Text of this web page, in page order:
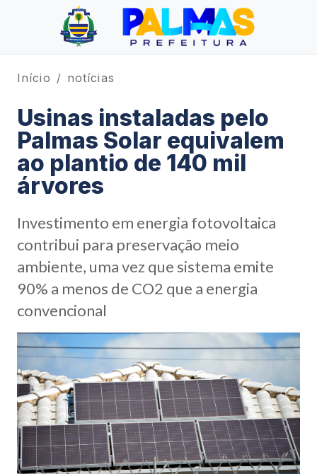
Início notícias
Usinas instaladas pelo
Palmas Solar equivalem
ao plantio de 140 mil
árvores
Investimento em energia fotovoltaica
contribui para preservação meio
ambiente, uma vez que sistema emite
90% a menos de CO2 que a energia
convencional